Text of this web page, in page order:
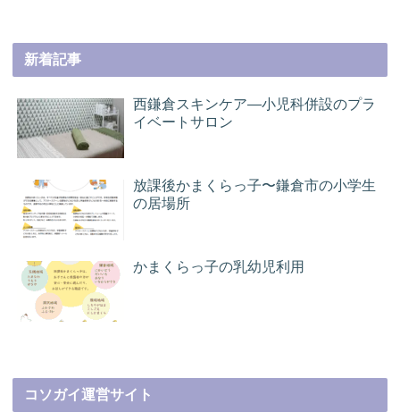
新着記事
西鎌倉スキンケア―小児科併設のプラ
イベートサロン
放課後かまくらっ子〜鎌倉市の小学生
の居場所
かまくらっ子の乳幼児利用
コソガイ運営サイト